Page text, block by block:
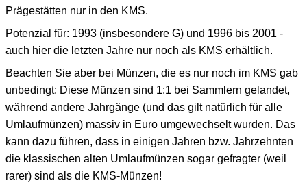
Prägestätten nur in den KMS.
Potenzial für: 1993 (insbesondere G) und 1996 bis 2001 -
auch hier die letzten Jahre nur noch als KMS erhältlich.
Beachten Sie aber bei Münzen, die es nur noch im KMS gab
unbedingt: Diese Münzen sind 1:1 bei Sammlern gelandet,
während andere Jahrgänge (und das gilt natürlich für alle
Umlaufmünzen) massiv in Euro umgewechselt wurden. Das
kann dazu führen, dass in einigen Jahren bzw. Jahrzehnten
die klassischen alten Umlaufmünzen sogar gefragter (weil
rarer) sind als die KMS-Münzen!